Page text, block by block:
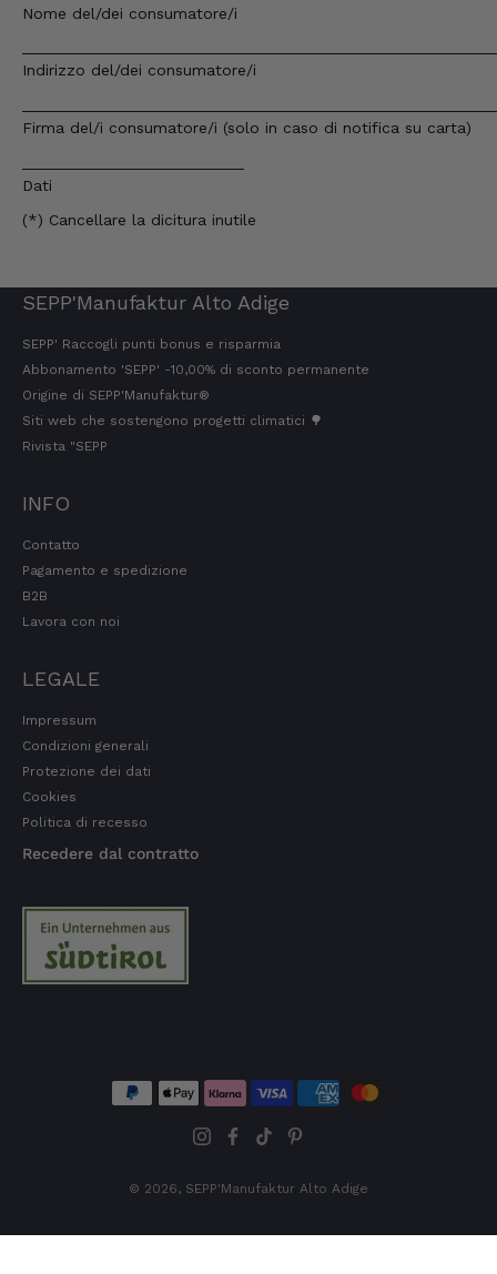
Nome del/dei consumatore/i
Indirizzo del/dei consumatore/i
Firma del/i consumatore/i (solo in caso di notifica su carta)
Dati
(*) Cancellare la dicitura inutile
SEPP'Manufaktur Alto Adige
SEPP' Raccogli punti bonus e risparmia
Abbonamento 'SEPP' -10,00% di sconto permanente
Origine di SEPP'Manufaktur®
Siti web che sostengono progetti climatici 🌳
Rivista "SEPP
INFO
Contatto
Pagamento e spedizione
B2B
Lavora con noi
LEGALE
Impressum
Condizioni generali
Protezione dei dati
Cookies
Politica di recesso
Recedere dal contratto
© 2026, SEPP'Manufaktur Alto Adige
I prodotti hanno anche una lunga durata.
San Bernardo
La merce è stata consegnata molto
del Tirolo e sono felice che offra una qualità
Christa
Cliente verificato
Il prosciutto è davvero squisito grazie alle
ordinare singole porzioni. Di solito si tratta di
Ulrich